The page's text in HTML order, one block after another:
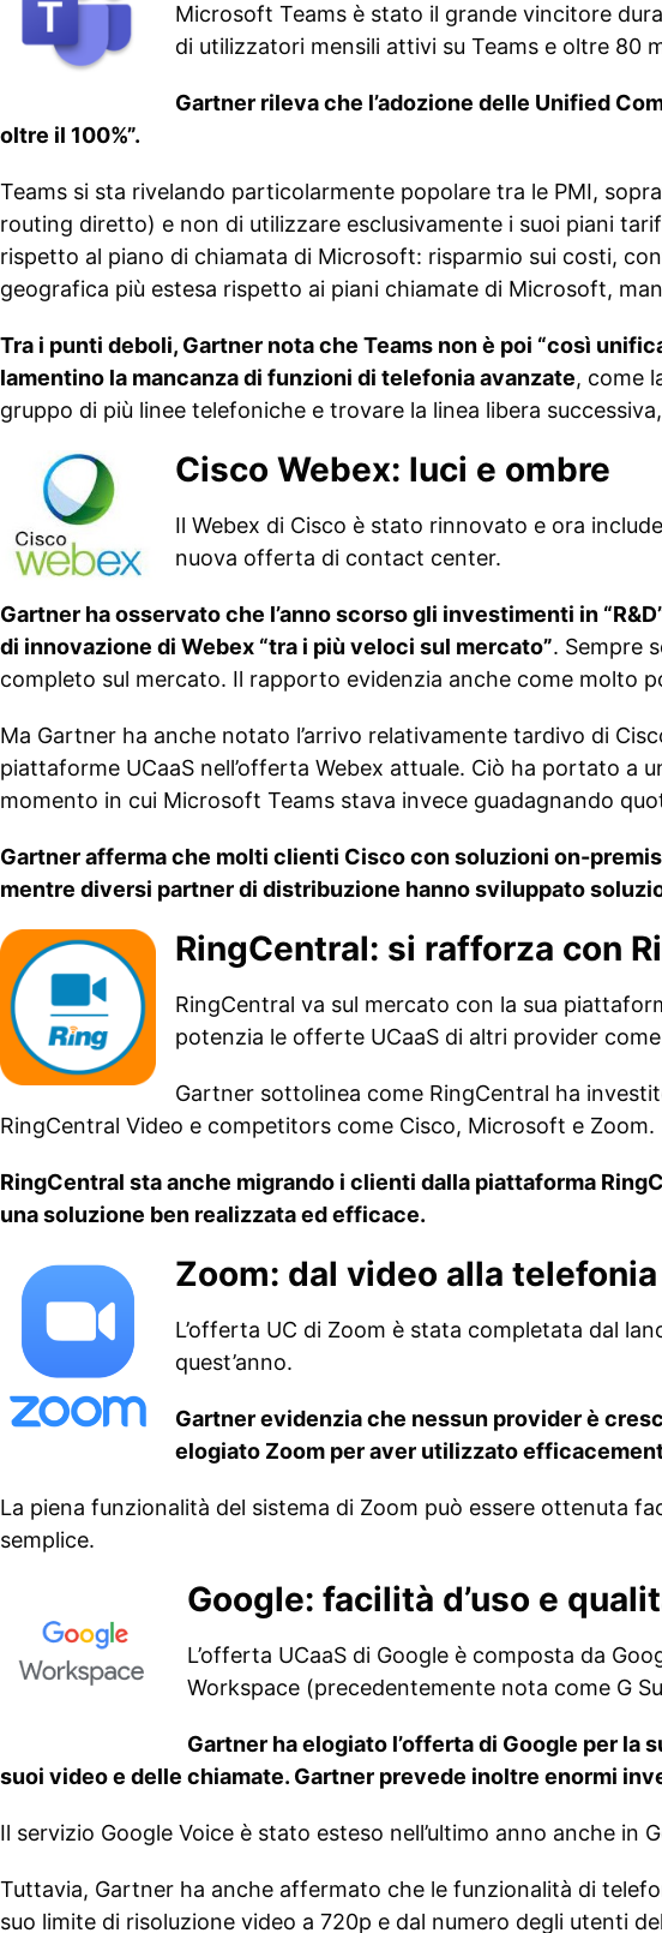
Microsoft Teams è stato il grande vincitore
di utilizzatori mensili attivi su Teams e oltre 80
Gartner rileva che l’adozione delle Unified
oltre il 100%”.
Teams si sta rivelando particolarmente popolare tra le PMI,
routing diretto) e non di utilizzare esclusivamente i suoi piani
rispetto al piano di chiamata di Microsoft: risparmio sui costi,
geografica più estesa rispetto ai piani chiamate di Microsoft,
Tra i punti deboli, Gartner nota che Teams non è poi “così
lamentino la mancanza di funzioni di telefonia avanzate, come
gruppo di più linee telefoniche e trovare la linea libera
Cisco Webex: luci e ombre
Il Webex di Cisco è stato rinnovato e ora
nuova offerta di contact center.
Gartner ha osservato che l’anno scorso gli investimenti in
di innovazione di Webex “tra i più veloci sul mercato”. Sempre
completo sul mercato. Il rapporto evidenzia anche come molto
Ma Gartner ha anche notato l’arrivo relativamente tardivo di
piattaforme UCaaS nell’offerta Webex attuale. Ciò ha portato a
momento in cui Microsoft Teams stava invece guadagnando
Gartner afferma che molti clienti Cisco con soluzioni on-
mentre diversi partner di distribuzione hanno sviluppato
RingCentral: si rafforza con
RingCentral va sul mercato con la sua
potenzia le offerte UCaaS di altri provider
Gartner sottolinea come RingCentral ha
RingCentral Video e competitors come Cisco, Microsoft e Zoom.
RingCentral sta anche migrando i clienti dalla piattaforma
una soluzione ben realizzata ed efficace.
Zoom: dal video alla telefonia
L’offerta UC di Zoom è stata completata dal
quest’anno.
Gartner evidenzia che nessun provider è
elogiato Zoom per aver utilizzato
La piena funzionalità del sistema di Zoom può essere ottenuta
semplice.
Google: facilità d’uso e
L’offerta UCaaS di Google è composta da
Workspace (precedentemente nota come G
Gartner ha elogiato l’offerta di Google per la
suoi video e delle chiamate. Gartner prevede inoltre enormi
Il servizio Google Voice è stato esteso nell’ultimo anno anche in
Tuttavia, Gartner ha anche affermato che le funzionalità di
suo limite di risoluzione video a 720p e dal numero degli utenti